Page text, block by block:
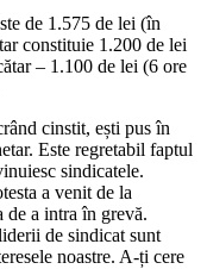
de 1.575 de lei (în
constituie 1.200 de lei
– 1.100 de lei (6 ore
cinstit, ești pus în
Este re­gretabil faptul
sindicatele.
a venit de la
de a intra în grevă.
de sindicat sunt
noastre. A-ți cere